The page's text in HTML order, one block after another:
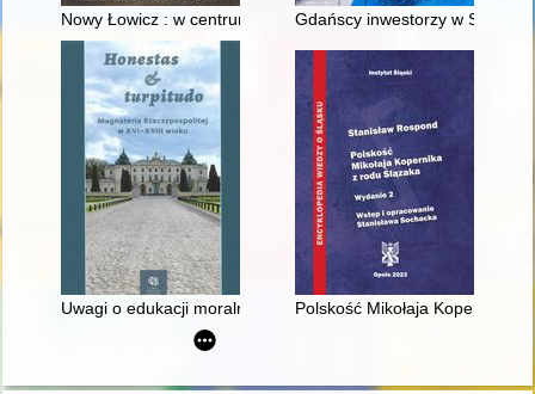
Nowy Łowicz : w centrum poligonu drawskiego od
Gdańscy inwestorzy w
Uwagi o edukacji moralnej synów szlacheckich w XVI-
Polskość Mikołaja Kopernika z